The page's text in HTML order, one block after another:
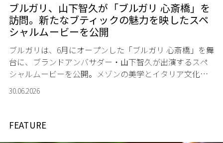
ブルガリ、山下智久が「ブルガリ 心斎橋」を
訪問。新たなブティックの魅力を映したスペ
シャルムービーを公開
ブルガリは、6月にオープンした「ブルガリ 心斎橋」を舞
台に、ブランドアンバサダー・山下智久が出演するスペ
シャルムービーを公開。メゾンの美学とイタリア文化が
息づく新たなブティックの魅力を映し出す。
30.06.2026
FEATURE